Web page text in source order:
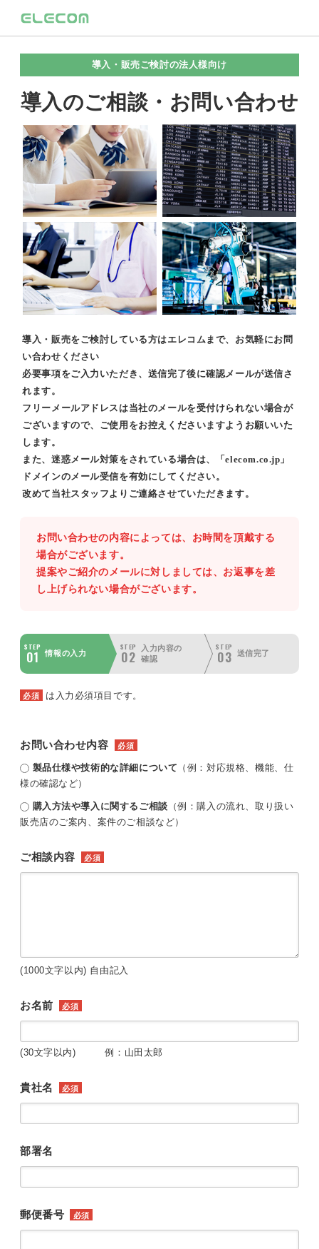
導入・販売ご検討の法人様向け
導入のご相談・お問い合わせ
導入・販売をご検討している方はエレコムまで、お気軽にお問
い合わせください
必要事項をご入力いただき、送信完了後に確認メールが送信さ
れます。
フリーメールアドレスは当社のメールを受付けられない場合が
ございますので、ご使用をお控えくださいますようお願いいた
します。
また、迷惑メール対策をされている場合は、「elecom.co.jp」
ドメインのメール受信を有効にしてください。
改めて当社スタッフよりご連絡させていただきます。
お問い合わせの内容によっては、お時間を頂戴する
場合がございます。
提案やご紹介のメールに対しましては、お返事を差
し上げられない場合がございます。
STEP
01 情報の入力
STEP
02
入力内容の
確認
STEP
03 送信完了
必須 は入力必須項目です。
お問い合わせ内容 必須
製品仕様や技術的な詳細について （例：対応規格、機能、仕
様の確認など）
購入方法や導入に関するご相談 （例：購入の流れ、取り扱い
販売店のご案内、案件のご相談など）
ご相談内容 必須
(1000文字以内) 自由記入
お名前 必須
(30文字以内) 例：山田太郎
貴社名 必須
部署名
郵便番号 必須